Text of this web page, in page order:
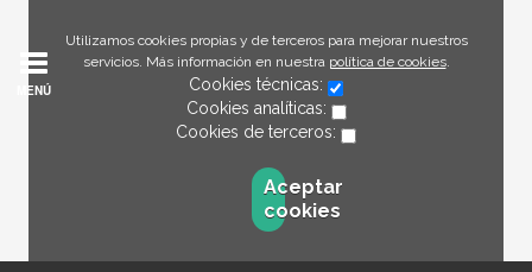
Utilizamos cookies propias y de terceros para mejorar nuestros
servicios. Más información en nuestra política de cookies.
Cookies técnicas:
Cookies analíticas:
Cookies de terceros:
Aceptar
cookies
MENÚ